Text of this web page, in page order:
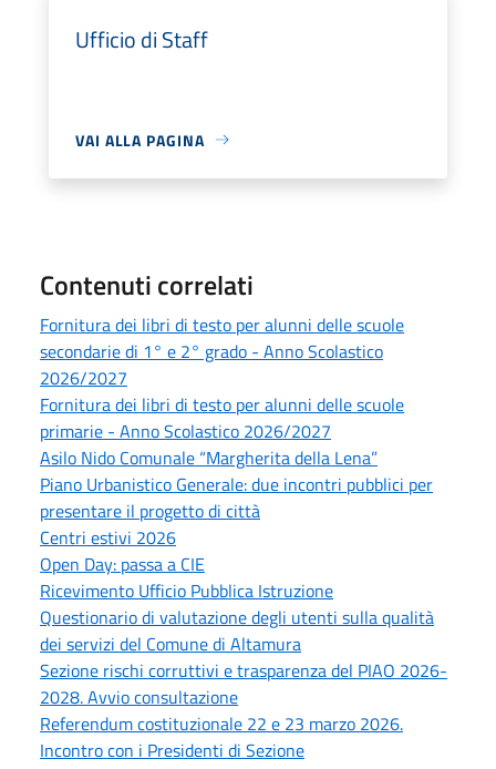
Ufficio di Staff
VAI ALLA PAGINA
Contenuti correlati
Fornitura dei libri di testo per alunni delle scuole
secondarie di 1° e 2° grado - Anno Scolastico
2026/2027
Fornitura dei libri di testo per alunni delle scuole
primarie - Anno Scolastico 2026/2027
Asilo Nido Comunale “Margherita della Lena”
Piano Urbanistico Generale: due incontri pubblici per
presentare il progetto di città
Centri estivi 2026
Open Day: passa a CIE
Ricevimento Ufficio Pubblica Istruzione
Questionario di valutazione degli utenti sulla qualità
dei servizi del Comune di Altamura
Sezione rischi corruttivi e trasparenza del PIAO 2026-
2028. Avvio consultazione
Referendum costituzionale 22 e 23 marzo 2026.
Incontro con i Presidenti di Sezione